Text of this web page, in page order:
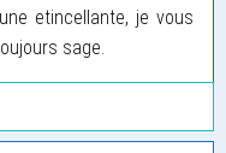
etincellante, je vous
sage.